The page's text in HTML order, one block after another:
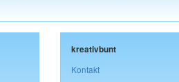
kreativbunt
Kontakt